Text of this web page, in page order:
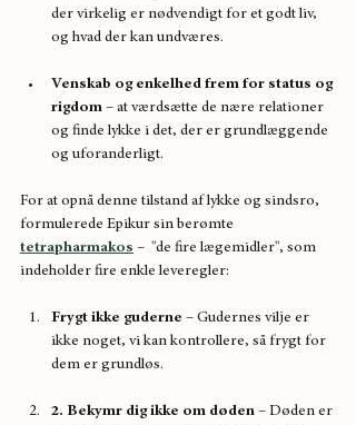
der virkelig er nødvendigt for et godt liv,
og hvad der kan undværes.
Venskab og enkelhed frem for status og
rigdom – at værdsætte de nære relationer
og finde lykke i det, der er grundlæggende
og uforanderligt.
For at opnå denne tilstand af lykke og sindsro,
formulerede Epikur sin berømte
tetrapharmakos –  "de fire lægemidler", som
indeholder fire enkle leveregler:
Frygt ikke guderne – Gudernes vilje er
ikke noget, vi kan kontrollere, så frygt for
dem er grundløs.
2. Bekymr dig ikke om døden – Døden er